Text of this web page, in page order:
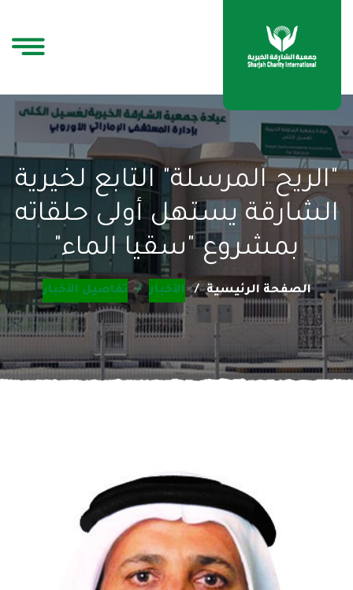
"الريح المرسلة" التابع لخيرية
الشارقة يستهل أولى حلقاته
بمشروع "سقيا الماء"
الصفحة الرئيسية الأخبار تفاصيل الأخبار